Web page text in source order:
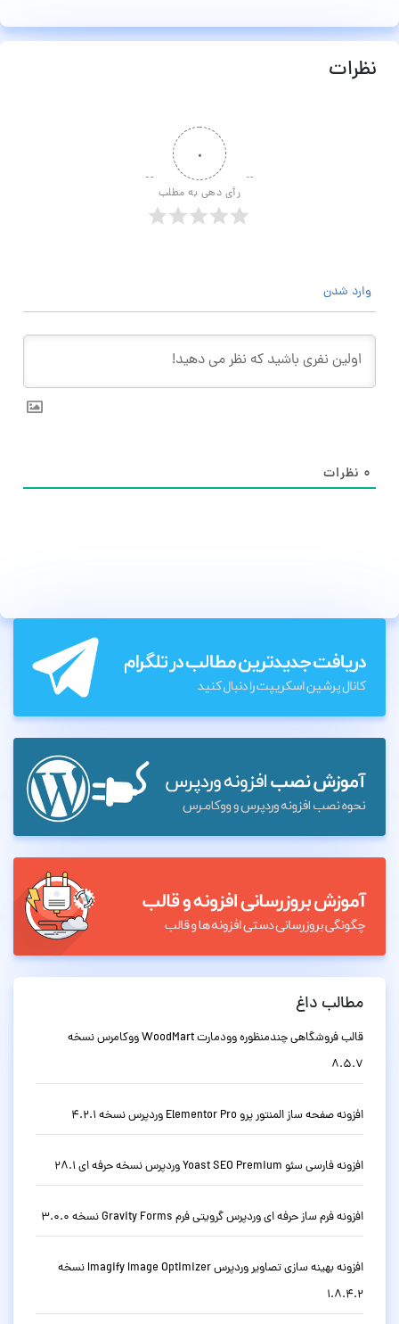
نظرات
۰
رأی دهی به مطلب
وارد شدن
۰ نظرات
مطالب داغ
قالب فروشگاهی چندمنظوره وودمارت WoodMart ووکامرس نسخه
8.5.7
افزونه صفحه ساز المنتور پرو Elementor Pro وردپرس نسخه 4.2.1
افزونه فارسی سئو Yoast SEO Premium وردپرس نسخه حرفه ای 28.1
افزونه فرم ساز حرفه ای وردپرس گرویتی فرم Gravity Forms نسخه 3.0.0
افزونه بهینه سازی تصاویر وردپرس Imagify Image Optimizer نسخه
1.8.4.2